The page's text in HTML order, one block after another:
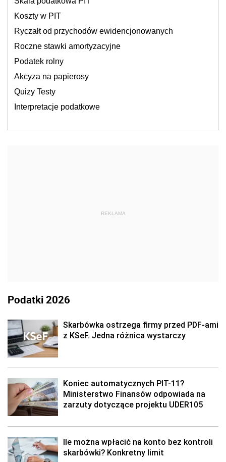
Koszty w PIT
Ryczałt od przychodów ewidencjonowanych
Roczne stawki amortyzacyjne
Podatek rolny
Akcyza na papierosy
Quizy Testy
Interpretacje podatkowe
REKLAMA
Podatki 2026
Skarbówka ostrzega firmy przed PDF-ami
z KSeF. Jedna różnica wystarczy
Koniec automatycznych PIT-11?
Ministerstwo Finansów odpowiada na
zarzuty dotyczące projektu UDER105
Ile można wpłacić na konto bez kontroli
skarbówki? Konkretny limit